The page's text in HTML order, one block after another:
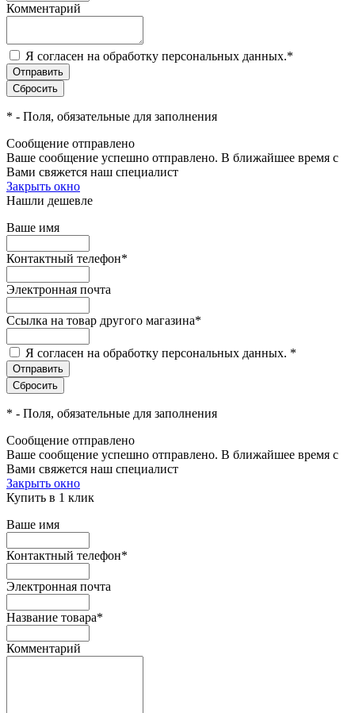
Комментарий
Я согласен на обработку персональных данных.*
* - Поля, обязательные для заполнения
Сообщение отправлено
Ваше сообщение успешно отправлено. В ближайшее время с
Вами свяжется наш специалист
Закрыть окно
Нашли дешевле
Ваше имя
Контактный телефон*
Электронная почта
Ссылка на товар другого магазина*
Я согласен на обработку персональных данных. *
* - Поля, обязательные для заполнения
Сообщение отправлено
Ваше сообщение успешно отправлено. В ближайшее время с
Вами свяжется наш специалист
Закрыть окно
Купить в 1 клик
Ваше имя
Контактный телефон*
Электронная почта
Название товара*
Комментарий